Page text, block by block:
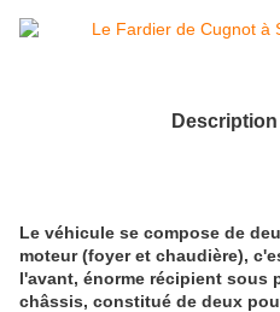
Le véhicule se compose de
moteur (foyer et chaudière),
l'avant, énorme récipient sous
châssis, constitué de deux